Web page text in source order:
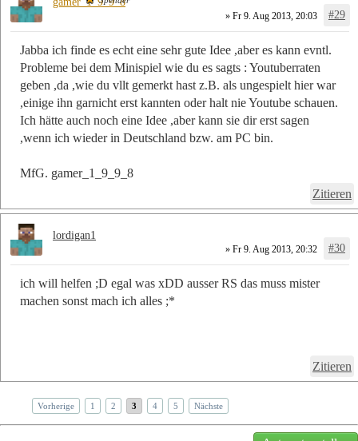
» Fr 9. Aug 2013, 20:03 #29
Jabba ich finde es echt eine sehr gute Idee ,aber es kann evntl.
Probleme bei dem Minispiel wie du es sagts : Youtuberraten
geben ,da ,wie du vllt gemerkt hast z.B. als ungespielt hier war
,einige ihn garnicht erst kannten oder halt nie Youtube schauen.
Ich hätte auch noch eine Idee ,aber kann sie dir erst sagen
,wenn ich wieder in Deutschland bzw. am PC bin.
MfG. gamer_1_9_9_8
Zitieren
» Fr 9. Aug 2013, 20:32 #30
ich will helfen ;D egal was xDD ausser RS das muss mister
machen sonst mach ich alles ;*
Zitieren
lordigan1
Vorherige 1 2 3 4 5 Nächste